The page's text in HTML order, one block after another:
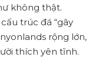
không thật.
trúc đá “gây
rộng lớn,
thích yên tĩnh.